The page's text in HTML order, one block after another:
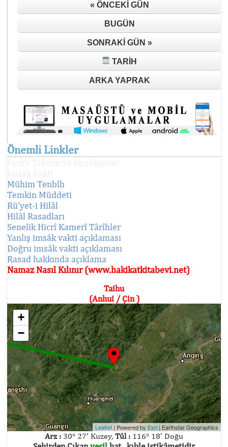
« ÖNCEKI GÜN
BUGÜN
SONRAKI GÜN »
TARIH
ARKA YAPRAK
Önemli Linkler
Mühim Tenbîh
Temkin Müddeti
Rü'yet-i Hilâl
Hilâl Rasadları
Senelik Hicrî Kamerî Târîhler
Yanlış imsâk vakti açıklaması
Doğru imsâk vakti açıklaması
Rasad hakkında açıklama
Namaz Nasıl Kılınır (www.hakikatkitabevi.net)
Taihu
(Anhui / Çin )
+
−
Leaflet | Powered by Esri | Earthstar Geographics
Arz : 30° 27' Kuzey, Tûl : 116° 18' Doğu